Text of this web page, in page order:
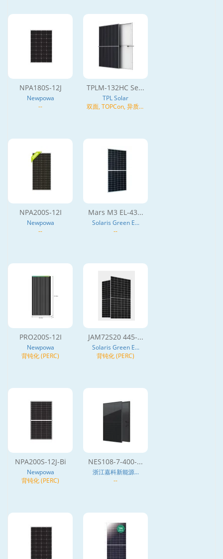
NPA180S-12J
Newpowa
--
TPLM-132HC Se...
TPL Solar
双面, TOPCon, 异质结
NPA200S-12I
Newpowa
--
Mars M3 EL-43...
Solaris Green E...
--
PRO200S-12I
Newpowa
背钝化 (PERC)
JAM72S20 445-...
Solaris Green E...
背钝化 (PERC)
NPA200S-12J-Bi
Newpowa
背钝化 (PERC)
NES108-7-400-...
浙江嘉科新能源...
--